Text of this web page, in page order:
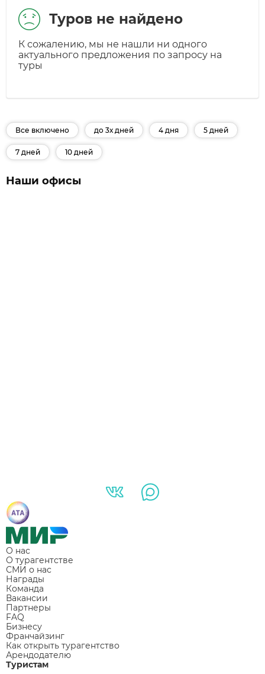
Туров не найдено
К сожалению, мы не нашли ни одного
актуального предложения по запросу на
туры
Все включено до 3х дней 4 дня 5 дней
7 дней 10 дней
Наши офисы
О нас
О турагентстве
СМИ о нас
Награды
Команда
Вакансии
Партнеры
FAQ
Бизнесу
Франчайзинг
Как открыть турагентство
Арендодателю
Туристам